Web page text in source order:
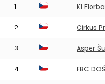
1 K1
2 Cirkus
3 Asper
4 FBC